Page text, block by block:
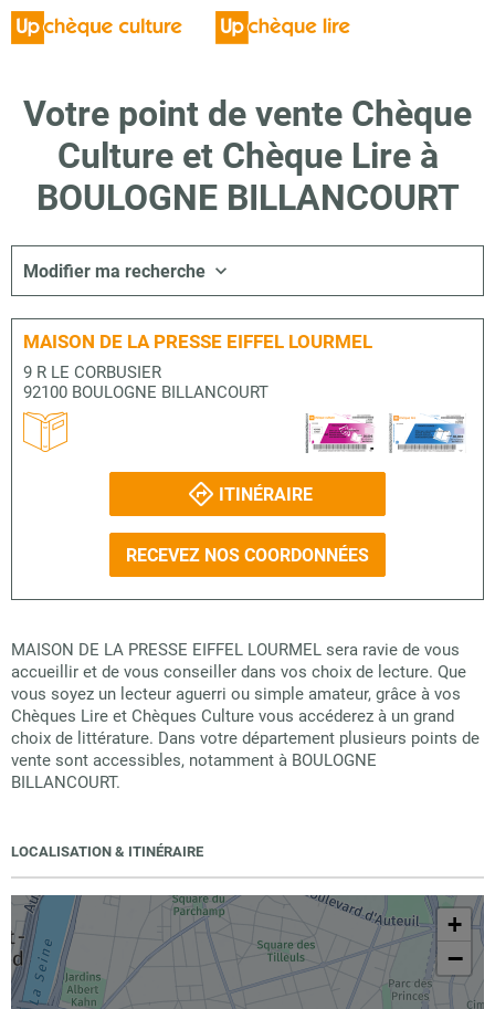
Votre point de vente Chèque
Culture et Chèque Lire à
BOULOGNE BILLANCOURT
Modifier ma recherche
MAISON DE LA PRESSE EIFFEL LOURMEL
9 R LE CORBUSIER
92100 BOULOGNE BILLANCOURT
ITINÉRAIRE
RECEVEZ NOS COORDONNÉES
MAISON DE LA PRESSE EIFFEL LOURMEL sera ravie de vous
accueillir et de vous conseiller dans vos choix de lecture. Que
vous soyez un lecteur aguerri ou simple amateur, grâce à vos
Chèques Lire et Chèques Culture vous accéderez à un grand
choix de littérature. Dans votre département plusieurs points de
vente sont accessibles, notamment à BOULOGNE
BILLANCOURT.
LOCALISATION & ITINÉRAIRE
+
−